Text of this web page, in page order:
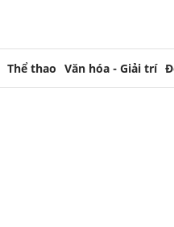
Thể thao Văn hóa - Giải trí